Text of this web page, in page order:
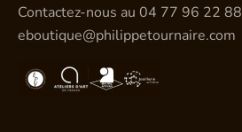
Contactez-nous au 04 77 96 22 88
eboutique@philippetournaire.com